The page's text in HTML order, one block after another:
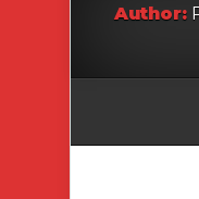
Author: